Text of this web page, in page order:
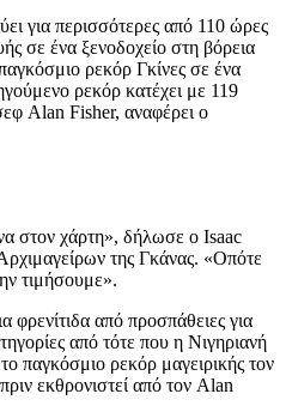
για περισσότερες από 110 ώρες
σε ένα ξενοδοχείο στη βόρεια
ρεκόρ Γκίνες σε ένα
ρεκόρ κατέχει με 119
Alan Fisher, αναφέρει ο
στον χάρτη», δήλωσε ο Isaac
της Γκάνας. «Οπότε
τιμήσουμε».
φρενίτιδα από προσπάθειες για
από τότε που η Νιγηριανή
παγκόσμιο ρεκόρ μαγειρικής τον
εκθρονιστεί από τον Alan